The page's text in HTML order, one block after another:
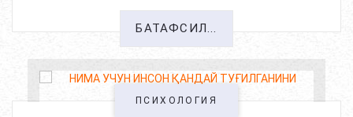
БАТАФСИЛ...
ПСИХОЛОГИЯ